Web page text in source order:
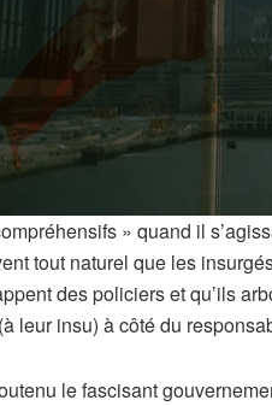
» quand il
tout naturel que les
des policiers et qu’ils
leur insu) à côté du
le fascisant